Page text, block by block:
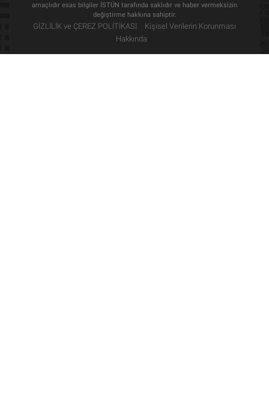
amaçlıdır esas bilgiler İSTÜN tarafında saklıdır ve haber vermeksizin
değiştirme hakkına sahiptir.
GİZLİLİK ve ÇEREZ POLİTİKASI
Kişisel Verilerin Korunması
Hakkında